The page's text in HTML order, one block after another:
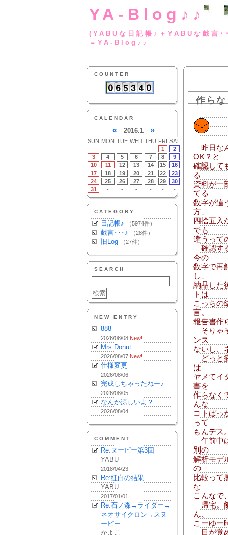
YA-Blog♪♪
(YABUな日記帳♪
＝YA-Blog♪♪
COUNTER
CALENDAR
« 2016.1 »
SUN MON TUE WED THU FRI SAT
-
- - - - 1
2
3
4 5 6 7 8
9
10
11 12 13 14 15
16
17
18 19 20 21 22
23
24
25 26 27 28 29
30
31
- - - - - -
CATEGORY
日記帳♪ （5974件）
戯言･･･♪ （28件）
旧Log （27件）
SEARCH
NEW ENTRY
888
2026/08/08 New!
Mrs.Donut
2026/08/07 New!
仕様変更
2026/08/06
完成しちゃったねー♪
2026/08/05
なんか涼しいよ？
2026/08/04
COMMENT
Re:ヌーピー第3回
YABU
2018/04/23
Re:紅白の結果
YABU
2017/01/01
Re:石ノ森→ライダー→
ネオサイクロン→スヌ
ーピー
かよこ
作ら
昨日な
OK？と
確認して
る
資料が一
てる
数字が違
方、
四捨五入
でも
違うって
確認す
今の
数字で再
し、
納品した
トは
こっちの
言。
報告書作
そりゃ
ンス
ないし、
どっと
は
ヤメてイ
書を
作らなく
んな
コトばっ
って
もんデス
午前中
別の
解析モデ
の
比較って
な
こんなで
帰宅。
ん、
こーゆー
目が覚